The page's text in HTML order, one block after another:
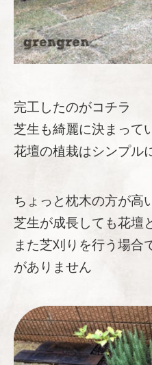
完工したのがコチラ
芝生も綺麗に決まって
花壇の植栽はシンプル
ちょっと枕木の方が高
芝生が成長しても花壇
また芝刈りを行う場合
がありません